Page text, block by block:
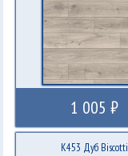
1 005 ₽
K453 Дуб Biscotti